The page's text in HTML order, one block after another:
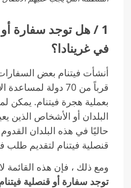
1 / هل توجد سفارة أو
في غرينادا؟
أنشأت فيتنام بعض
قرباً من 70 دولة
بعملية هجرة فيتنام. يمكن
البلدان أو الأشخاص الذين
حاليًا في هذه البلدان
قنصلية فيتنام لتقديم طلب
ومع ذلك ، فإن هذه القائمة
توجد سفارة أو قنصلية